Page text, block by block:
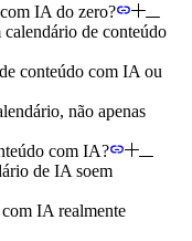
IA do zero?
de conteúdo
conteúdo com IA ou
não apenas
com IA?
de IA soem
IA realmente